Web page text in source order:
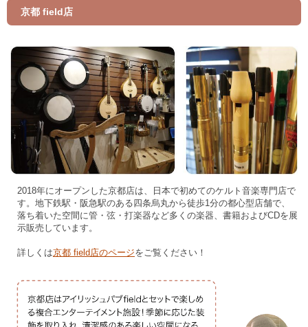
京都 field店
2018年にオープンした京都店は、日本で初めてのケルト音楽専門店で
す。地下鉄駅・阪急駅のある四条烏丸から徒歩1分の都心型店舗で、
落ち着いた空間に管・弦・打楽器など多くの楽器、書籍およびCDを展
示販売しています。
詳しくは京都 field店のページをご覧ください！